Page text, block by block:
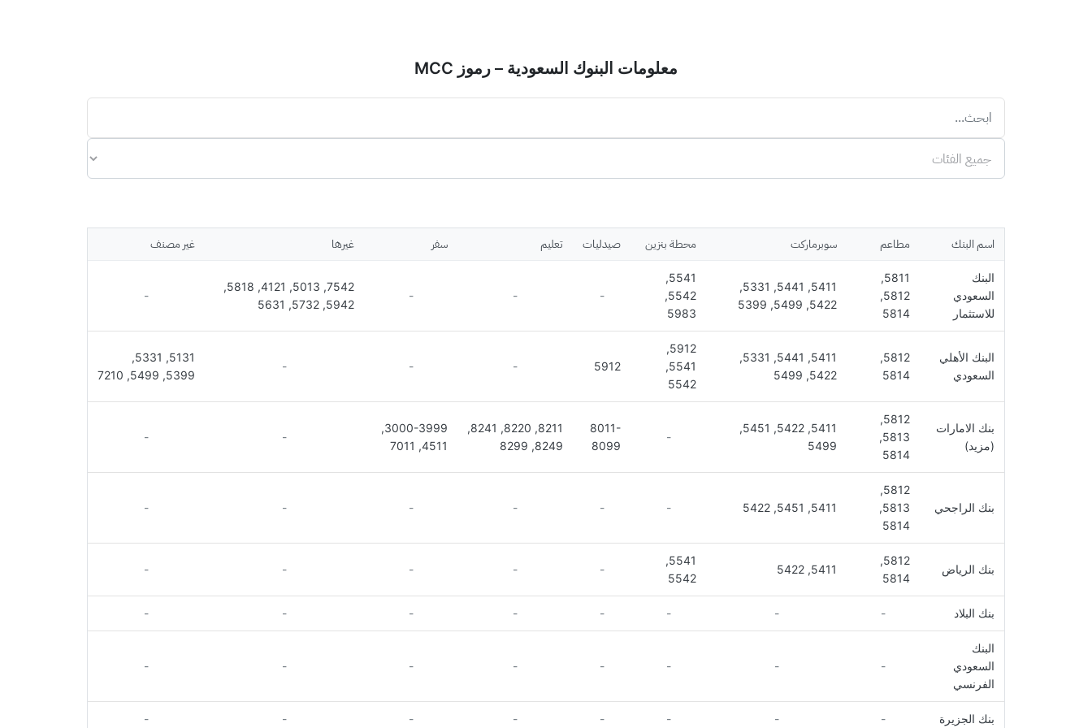
معلومات البنوك السعودية – رموز MCC
اسم البنك مطاعم سوبرماركت محطة بنزين صيدليات تعليم سفر غيرها غير مصنف
البنك
السعودي
للاستثمار
5811,
5812,
5814
5411, 5441, 5331,
5422, 5499, 5399
5541,
5542,
5983
-
-
-
7542, 5013, 4121, 5818,
5942, 5732, 5631
-
البنك الأهلي
السعودي
5812,
5814
5411, 5441, 5331,
5422, 5499
5912,
5541,
5542
5912
-
-
-
5131, 5331,
5399, 5499, 7210
بنك الامارات
(مزيد)
5812,
5813,
5814
5411, 5422, 5451,
5499
-
8011-
8099
8211, 8220, 8241,
8249, 8299
3000-3999,
4511, 7011
-
-
بنك الراجحي
5812,
5813,
5814
5411, 5451, 5422
-
-
-
-
-
-
بنك الرياض
5812,
5814
5411, 5422
5541,
5542
-
-
-
-
-
بنك البلاد -
-
-
-
-
-
-
-
البنك
السعودي
الفرنسي
-
-
-
-
-
-
-
-
بنك الجزيرة -
-
-
-
-
-
-
-